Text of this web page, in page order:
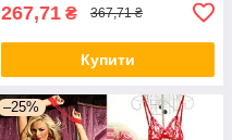
267,71 ₴ 367,71 ₴
Купити
–25%